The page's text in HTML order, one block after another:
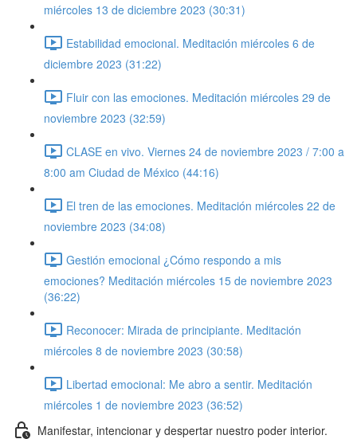
miércoles 13 de diciembre 2023 (30:31)
Estabilidad emocional. Meditación miércoles 6 de
diciembre 2023 (31:22)
Fluir con las emociones. Meditación miércoles 29 de
noviembre 2023 (32:59)
CLASE en vivo. Viernes 24 de noviembre 2023 / 7:00 a
8:00 am Ciudad de México (44:16)
El tren de las emociones. Meditación miércoles 22 de
noviembre 2023 (34:08)
Gestión emocional ¿Cómo respondo a mis
emociones? Meditación miércoles 15 de noviembre 2023
(36:22)
Reconocer: Mirada de principiante. Meditación
miércoles 8 de noviembre 2023 (30:58)
Libertad emocional: Me abro a sentir. Meditación
miércoles 1 de noviembre 2023 (36:52)
Manifestar, intencionar y despertar nuestro poder interior.